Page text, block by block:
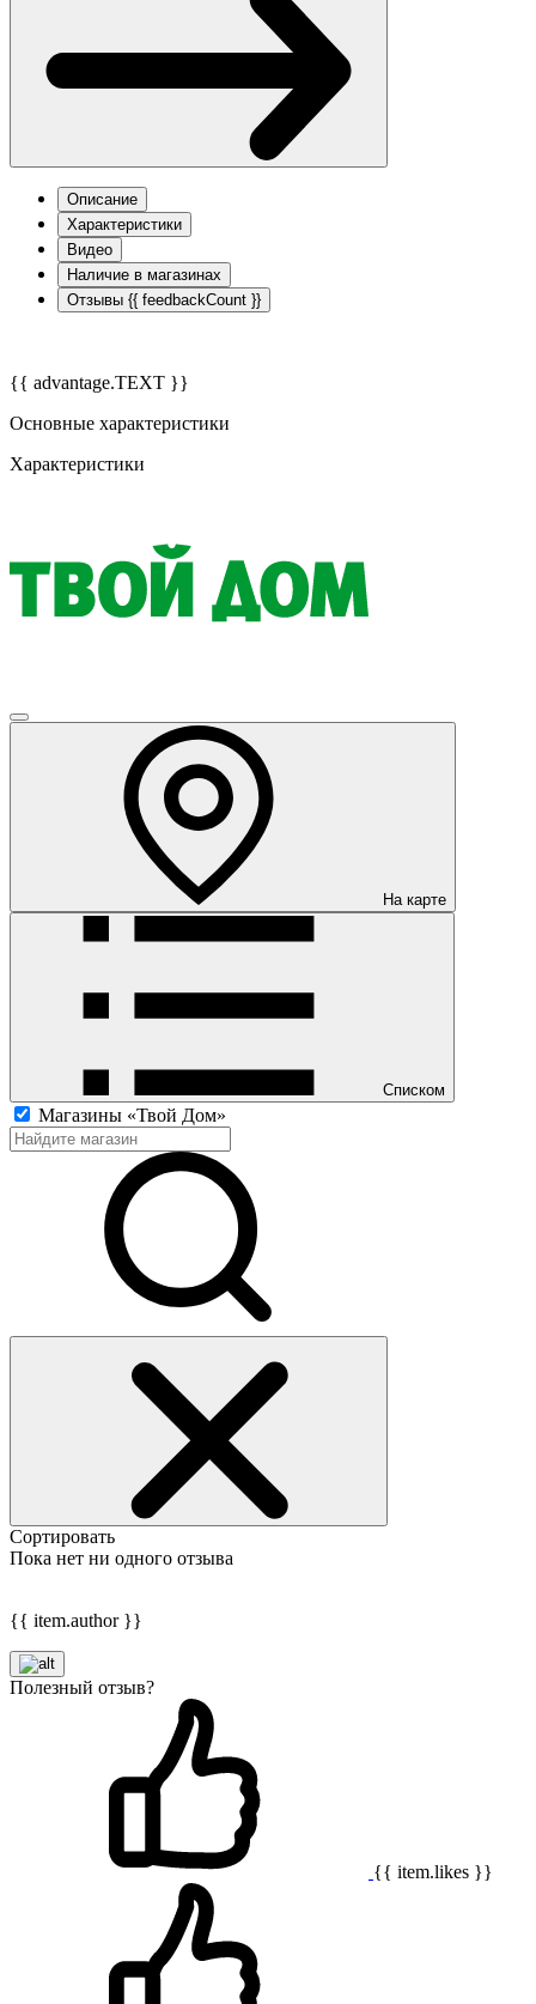
Описание
Характеристики
Видео
Наличие в магазинах
Отзывы {{ feedbackCount }}
{{ advantage.TEXT }}
Основные характеристики
Характеристики
На карте
Списком
Магазины «Твой Дом»
Сортировать
Пока нет ни одного отзыва
{{ item.author }}
Полезный отзыв?
{{ item.likes }}